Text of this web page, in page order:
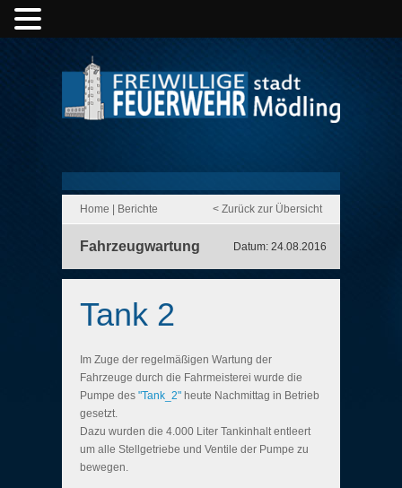
Home Berichte < Zurück zur Übersicht
Fahrzeugwartung Datum: 24.08.2016
Tank 2
Im Zuge der regelmäßigen Wartung der
Fahrzeuge durch die Fahrmeisterei wurde die
Pumpe des "Tank_2" heute Nachmittag in Betrieb
gesetzt.
Dazu wurden die 4.000 Liter Tankinhalt entleert
um alle Stellgetriebe und Ventile der Pumpe zu
bewegen.